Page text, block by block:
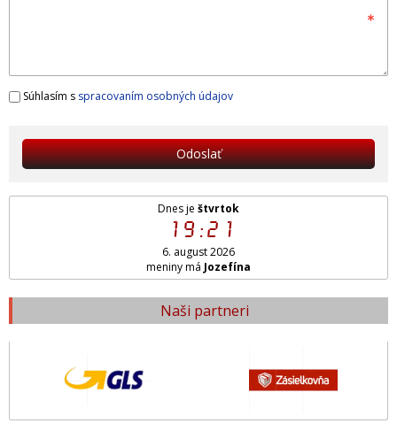
Súhlasím s spracovaním osobných údajov
Odoslať
Dnes je štvrtok
19:21
6. august 2026
meniny má Jozefína
Naši partneri